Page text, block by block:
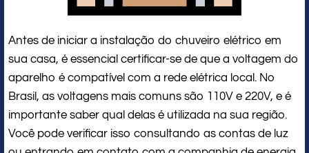
Antes de iniciar a instalação do chuveiro elétrico em
sua casa, é essencial certificar-se de que a voltagem do
aparelho é compatível com a rede elétrica local. No
Brasil, as voltagens mais comuns são 110V e 220V, e é
importante saber qual delas é utilizada na sua região.
Você pode verificar isso consultando as contas de luz